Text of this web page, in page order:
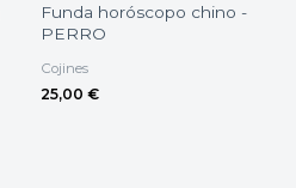
Funda horóscopo chino -
PERRO
Cojines
25,00 €